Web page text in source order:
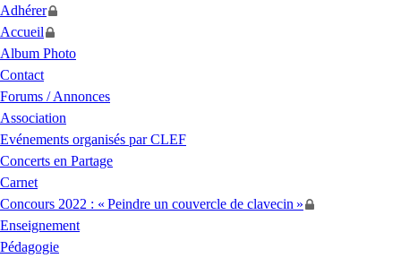
Adhérer
Accueil
Album Photo
Contact
Forums / Annonces
Association
Evénements organisés parCLEF
Concerts en Partage
Carnet
Concours 2022 : « Peindre un couvercle de clavecin »
Enseignement
Pédagogie